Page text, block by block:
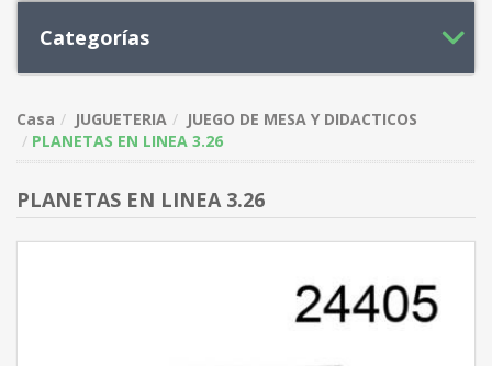
Categorías
Casa JUGUETERIA
JUEGO DE MESA Y DIDACTICOS
PLANETAS EN LINEA 3.26
PLANETAS EN LINEA 3.26